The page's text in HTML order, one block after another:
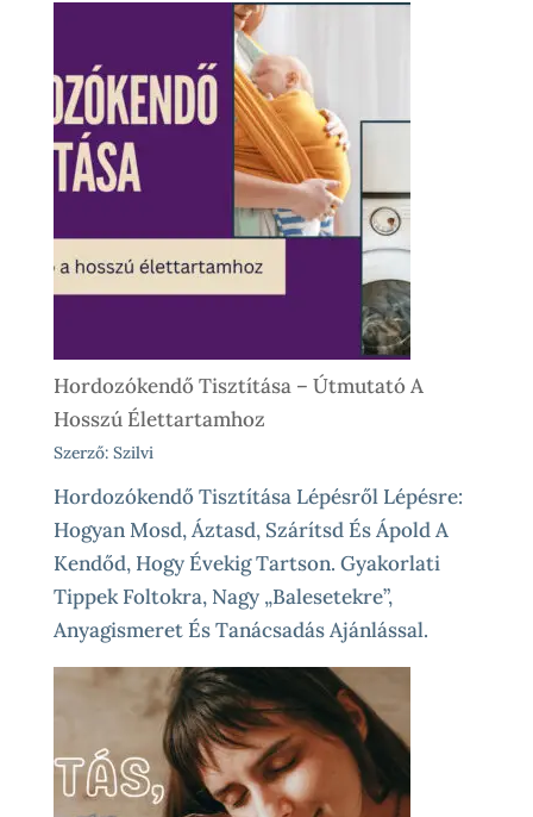
Avagy
Okos
Próba
Vásárlás
Előtt
És
Különleges
Élethelyzetekre
Hordozókendő Tisztítása – Útmutató A
Hosszú Élettartamhoz
Szerző: Szilvi
Hordozókendő Tisztítása Lépésről Lépésre:
Hogyan Mosd, Áztasd, Szárítsd És Ápold A
Kendőd, Hogy Évekig Tartson. Gyakorlati
Tippek Foltokra, Nagy „balesetekre”,
Anyagismeret És Tanácsadás Ajánlással.